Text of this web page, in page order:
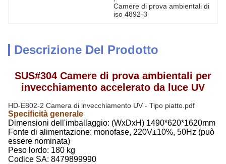
Camere di prova ambientali di
iso 4892-3
Descrizione Del Prodotto
SUS#304 Camere di prova ambientali per
invecchiamento accelerato da luce UV
HD-E802-2 Camera di invecchiamento UV - Tipo piatto.pdf
Specificità generale
Dimensioni dell'imballaggio: (WxDxH) 1490*620*1620mm
Fonte di alimentazione: monofase, 220V±10%, 50Hz (può
essere nominata)
Peso lordo: 180 kg
Codice SA: 8479899990